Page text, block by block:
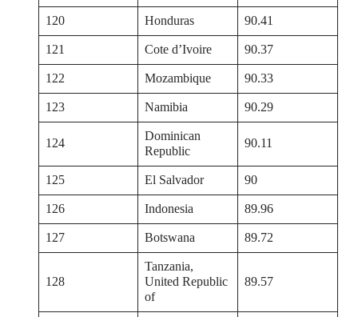
120
Honduras
90.41
121
Cote d’Ivoire
90.37
122
Mozambique
90.33
123
Namibia 90.29
124
Dominican
Republic
90.11
125 El Salvador
90
126
Indonesia
89.96
127
Botswana 89.72
128
Tanzania,
United Republic
of
89.57